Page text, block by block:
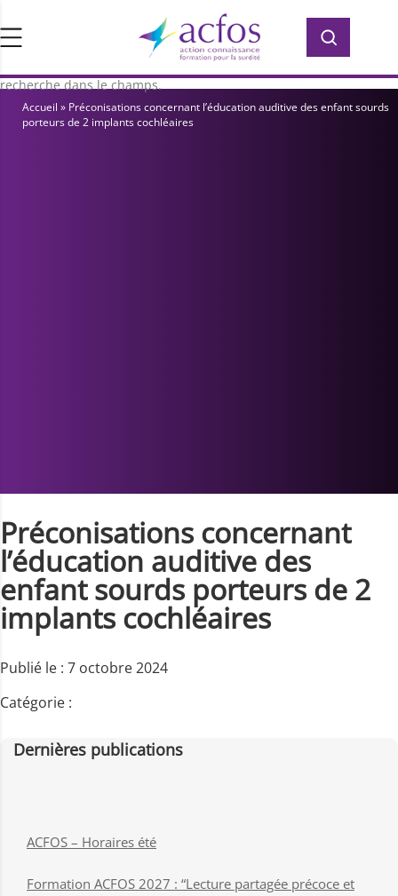
Rechercher :
d’ACFOS, qui contient plus de 400 PDF en
accès libre pour vous former ou vous
informer sur la surdité. Saisissez votre
recherche dans le champs.
Rechercher :
Accueil » Préconisations concernant l’éducation auditive des enfant sourds
porteurs de 2 implants cochléaires
Préconisations concernant
l’éducation auditive des
enfant sourds porteurs de 2
implants cochléaires
Publié le : 7 octobre 2024
Catégorie :
Dernières publications
ACFOS – Horaires été
Formation ACFOS 2027 : “Lecture partagée précoce et